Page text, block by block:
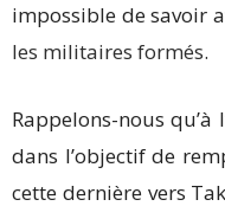
impossible de savoir
les militaires formés.
Rappelons-nous qu’à
dans l’objectif de
cette dernière vers